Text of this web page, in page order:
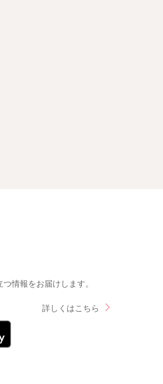
情報をお届けします。
詳しくはこちら